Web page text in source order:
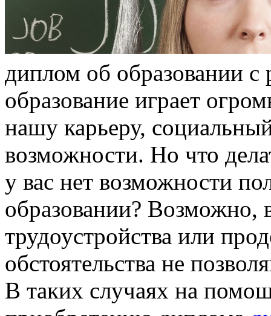
диплом об образовании
образование играет
нашу карьеру,
возможности. Но что
у вас нет возможности
образовании? Возможно,
трудоустройства или
обстоятельства не
В таких случаях на